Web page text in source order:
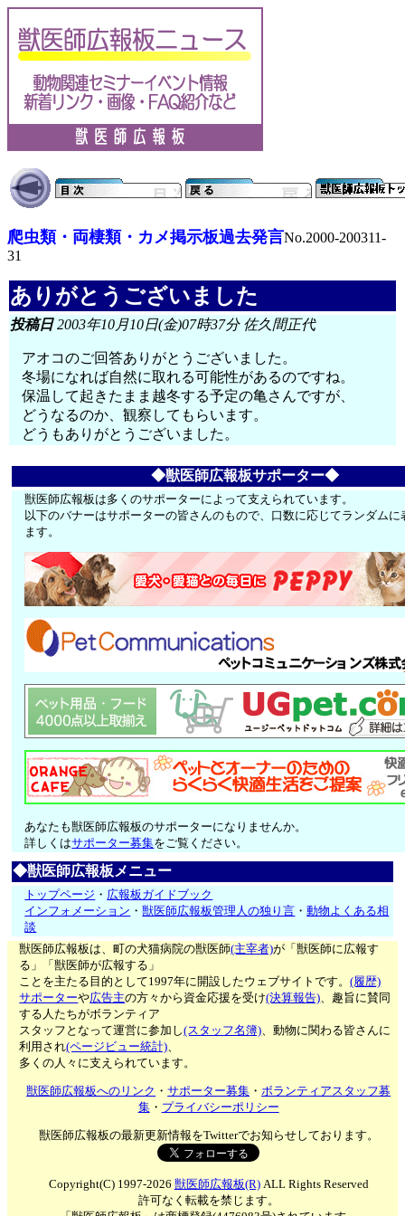
爬虫類・両棲類・カメ掲示板過去発言No.2000-200311-
31
ありがとうございました
投稿日2003年10月10日(金)07時37分 佐久間正代
アオコのご回答ありがとうございました。
冬場になれば自然に取れる可能性があるのですね。
保温して起きたまま越冬する予定の亀さんですが、
どうなるのか、観察してもらいます。
どうもありがとうございました。
◆獣医師広報板サポーター◆
獣医師広報板は多くのサポーターによって支えられています。
以下のバナーはサポーターの皆さんのもので、口数に応じてランダムに
ます。
あなたも獣医師広報板のサポーターになりませんか。
詳しくはサポーター募集をご覧ください。
◆獣医師広報板メニュー
トップページ ・ 広報板ガイドブック
インフォメーション ・獣医師広報板管理人の独り言 ・動物よくある相
談
獣医師広報板は、町の犬猫病院の獣医師(主宰者)が「獣医師に広報す
る」「獣医師が広報する」
ことを主たる目的として1997年に開設したウェブサイトです。(履歴)
サポーターや広告主の方々から資金応援を受け(決算報告)、趣旨に賛同
する人たちがボランティア
スタッフとなって運営に参加し(スタッフ名簿)、動物に関わる皆さんに
利用され(ページビュー統計)、
多くの人々に支えられています。
獣医師広報板へのリンク ・サポーター募集 ・ボランティアスタッフ募
集・ プライバシーポリシー
獣医師広報板の最新更新情報をTwitterでお知らせしております。
Copyright(C) 1997-2026 獣医師広報板(R)ALL Rights Reserved
許可なく転載を禁じます。